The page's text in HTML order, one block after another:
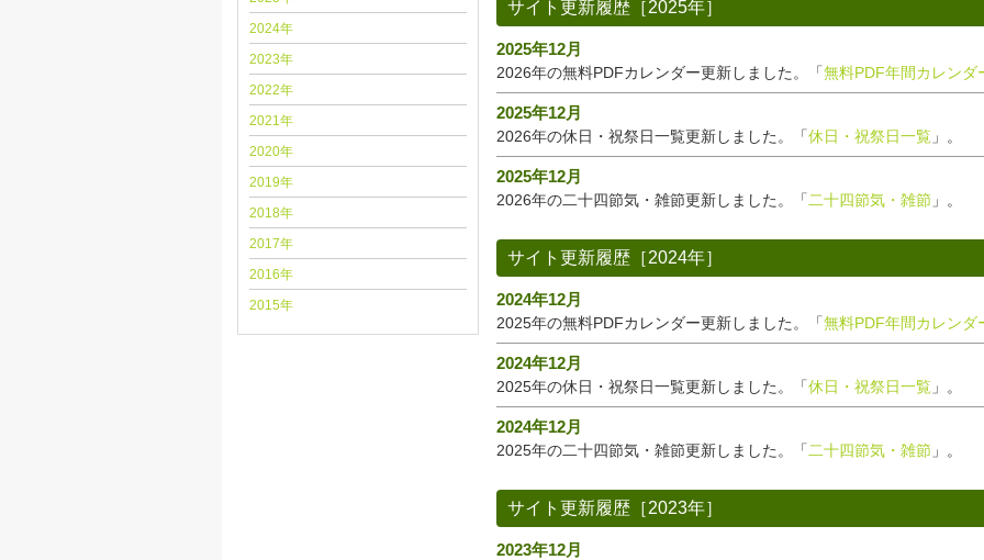
サイト更新履歴［2025年］
2025年12月
2026年の無料PDFカレンダー更新しました。「無料PDF年間カレンダ
2025年12月
2026年の休日・祝祭日一覧更新しました。「休日・祝祭日一覧 」。
2025年12月
2026年の二十四節気・雑節更新しました。「 二十四節気・雑節 」。
サイト更新履歴［2024年］
2024年12月
2025年の無料PDFカレンダー更新しました。「無料PDF年間カレンダ
2024年12月
2025年の休日・祝祭日一覧更新しました。「休日・祝祭日一覧 」。
2024年12月
2025年の二十四節気・雑節更新しました。「 二十四節気・雑節 」。
サイト更新履歴［2023年］
2023年12月
2024年
2023年
2022年
2021年
2020年
2019年
2018年
2017年
2016年
2015年